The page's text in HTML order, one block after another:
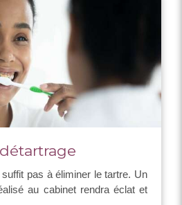
pas à éliminer le tartre. Un
au cabinet rendra éclat et